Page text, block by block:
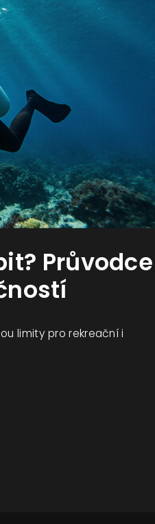
Průvodce
limity pro rekreační i